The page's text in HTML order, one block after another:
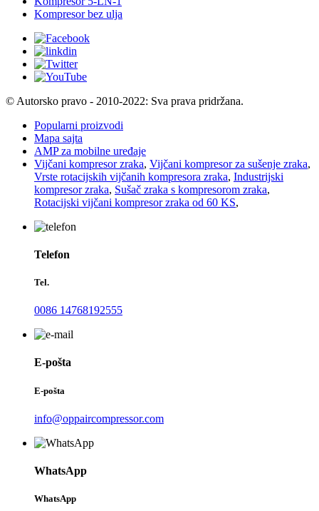
Kompresor bez ulja
© Autorsko pravo - 2010-2022: Sva prava pridržana.
Popularni proizvodi
Mapa sajta
AMP za mobilne uređaje
Vijčani kompresor zraka, Vijčani kompresor za sušenje zraka,
Vrste rotacijskih vijčanih kompresora zraka, Industrijski
kompresor zraka, Sušač zraka s kompresorom zraka,
Rotacijski vijčani kompresor zraka od 60 KS,
Telefon
Tel.
0086 14768192555
E-pošta
E-pošta
info@oppaircompressor.com
WhatsApp
WhatsApp